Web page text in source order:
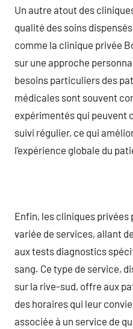
Un autre atout des
qualité des soins
comme la clinique privée
sur une approche
besoins particuliers des
médicales sont souvent
expérimentés qui peuvent
suivi régulier, ce qui
l’expérience globale du
Enfin, les cliniques privées
variée de services, allant
aux tests diagnostics
sang. Ce type de service,
sur la rive-sud, offre aux
des horaires qui leur
associée à un service de